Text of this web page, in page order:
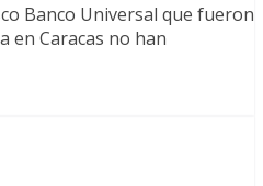
Banco Universal que fueron
en Caracas no han